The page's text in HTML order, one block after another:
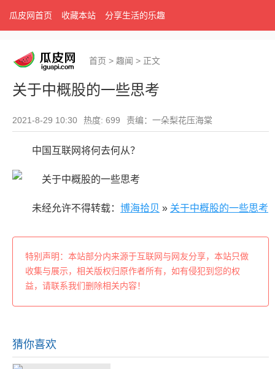
瓜皮网首页 收藏本站 分享生活的乐趣
首页 > 趣闻 > 正文
关于中概股的一些思考
2021-8-29 10:30 热度: 699 责编：一朵梨花压海棠
中国互联网将何去何从？
未经允许不得转载： 博海拾贝 » 关于中概股的一些思考
特别声明：本站部分内来源于互联网与网友分享，本站只做
收集与展示，相关版权归原作者所有，如有侵犯到您的权
益，请联系我们删除相关内容！
猜你喜欢